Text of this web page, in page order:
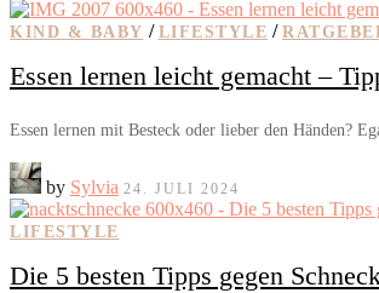
KIND & BABY / LIFESTYLE /
Essen lernen leicht gemacht –
Essen lernen mit Besteck oder lieber den Händen?
by Sylvia 24. JULI 2024
LIFESTYLE
Die 5 besten Tipps gegen